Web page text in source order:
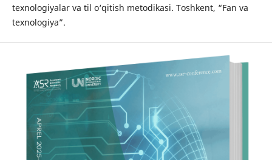
texnologiyalar va til o‘qitish metodikasi. Toshkent, “Fan va
texnologiya”.